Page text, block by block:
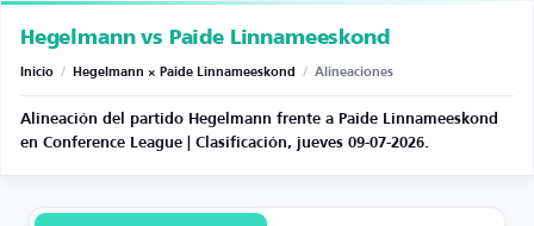
Hegelmann vs Paide Linnameeskond
Inicio / Hegelmann × Paide Linnameeskond / Alineaciones
Alineación del partido Hegelmann frente a Paide Linnameeskond
en Conference League | Clasificación, jueves 09-07-2026.